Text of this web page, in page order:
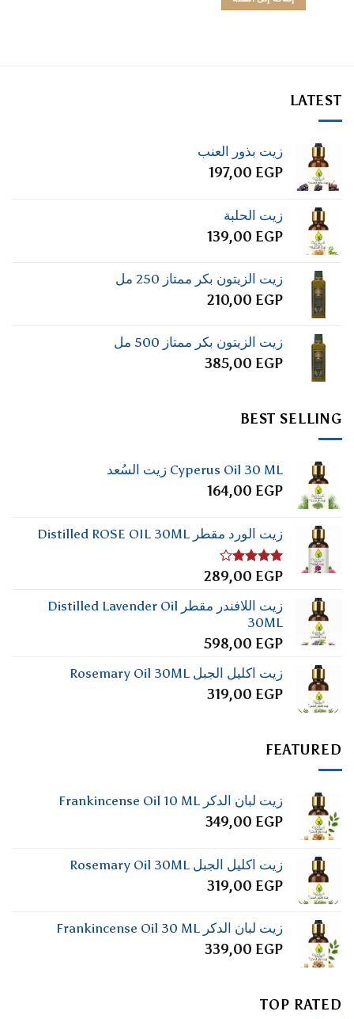
LATEST
زيت بذور العنب
197,00 EGP
زيت الحلبة
139,00 EGP
زيت الزيتون بكر ممتاز 250 مل
210,00 EGP
زيت الزيتون بكر ممتاز 500 مل
385,00 EGP
BEST SELLING
Cyperus Oil 30 ML زيت السُعد
164,00 EGP
زيت الورد مقطر Distilled ROSE OIL 30ML
تم
من
5
289,00 EGP
زيت اللافندر مقطر Distilled Lavender Oil
30ML
598,00 EGP
زيت اكليل الجبل Rosemary Oil 30ML
319,00 EGP
FEATURED
زيت لبان الدكر Frankincense Oil 10 ML
349,00 EGP
زيت اكليل الجبل Rosemary Oil 30ML
319,00 EGP
زيت لبان الدكر Frankincense Oil 30 ML
339,00 EGP
TOP RATED